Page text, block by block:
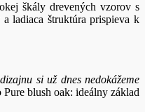
škály drevených vzorov s
ladiaca štruktúra prispieva k
si už dnes nedokážeme
blush oak: ideálny základ